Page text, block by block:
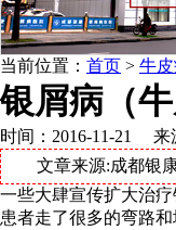
当前位置： 首页 > 牛
银屑病（
时间：2016-11-21 来
文章来源:成都银
一些大肆宣传扩大治
患者走了很多的弯路